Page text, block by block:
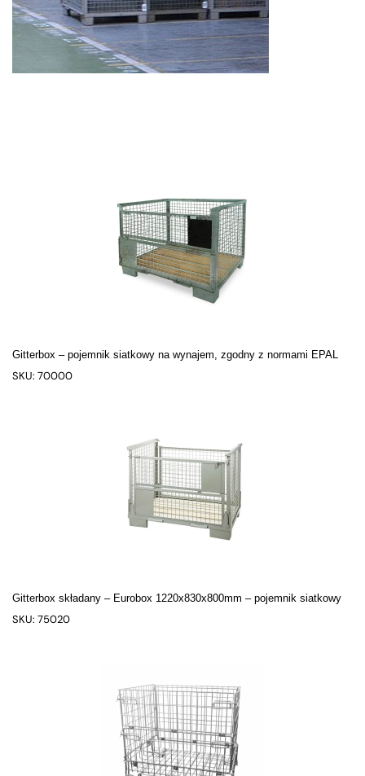
Gitterbox – pojemnik siatkowy na wynajem, zgodny z normami EPAL
SKU: 70000
Gitterbox składany – Eurobox 1220x830x800mm – pojemnik siatkowy
SKU: 75020